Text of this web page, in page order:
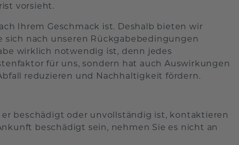
vorsieht.
Ihrem Geschmack ist. Deshalb bieten wir
sich nach unseren Rückgabebedingungen
wirklich notwendig ist, denn jedes
für uns, sondern hat auch Auswirkungen
reduzieren und Nachhaltigkeit fördern.
beschädigt oder unvollständig ist, kontaktieren
beschädigt sein, nehmen Sie es nicht an